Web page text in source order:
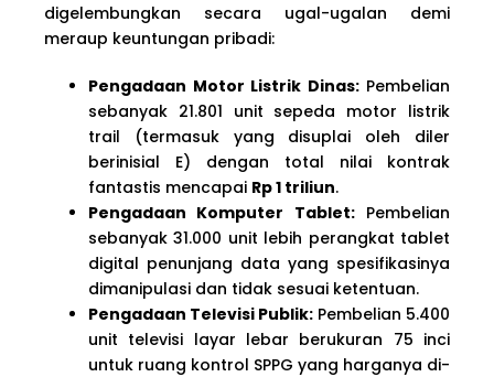
digelembungkan secara ugal-ugalan demi
meraup keuntungan pribadi:
Pengadaan Motor Listrik Dinas:Pembelian
sebanyak 21.801 unit sepeda motor listrik
trail (termasuk yang disuplai oleh diler
berinisial E) dengan total nilai kontrak
fantastis mencapai Rp 1 triliun.
Pengadaan Komputer Tablet:Pembelian
sebanyak 31.000 unit lebih perangkat tablet
digital penunjang data yang spesifikasinya
dimanipulasi dan tidak sesuai ketentuan.
Pengadaan Televisi Publik: Pembelian 5.400
unit televisi layar lebar berukuran 75 inci
untuk ruang kontrol SPPG yang harganya di-